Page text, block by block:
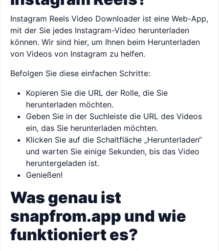
Instagram Reels Video Downloader ist eine Web-App,
mit der Sie jedes Instagram-Video herunterladen
können. Wir sind hier, um Ihnen beim Herunterladen
von Videos von Instagram zu helfen.
Befolgen Sie diese einfachen Schritte:
Kopieren Sie die URL der Rolle, die Sie
herunterladen möchten.
Geben Sie in der Suchleiste die URL des Videos
ein, das Sie herunterladen möchten.
Klicken Sie auf die Schaltfläche „Herunterladen“
und warten Sie einige Sekunden, bis das Video
heruntergeladen ist.
Genießen!
Was genau ist
snapfrom.app und wie
funktioniert es?